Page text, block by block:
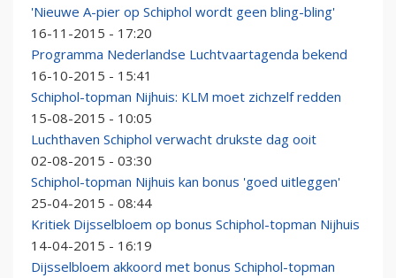
'Nieuwe A-pier op Schiphol wordt geen bling-bling'
16-11-2015 - 17:20
Programma Nederlandse Luchtvaartagenda bekend
16-10-2015 - 15:41
Schiphol-topman Nijhuis: KLM moet zichzelf redden
15-08-2015 - 10:05
Luchthaven Schiphol verwacht drukste dag ooit
02-08-2015 - 03:30
Schiphol-topman Nijhuis kan bonus 'goed uitleggen'
25-04-2015 - 08:44
Kritiek Dijsselbloem op bonus Schiphol-topman Nijhuis
14-04-2015 - 16:19
Dijsselbloem akkoord met bonus Schiphol-topman